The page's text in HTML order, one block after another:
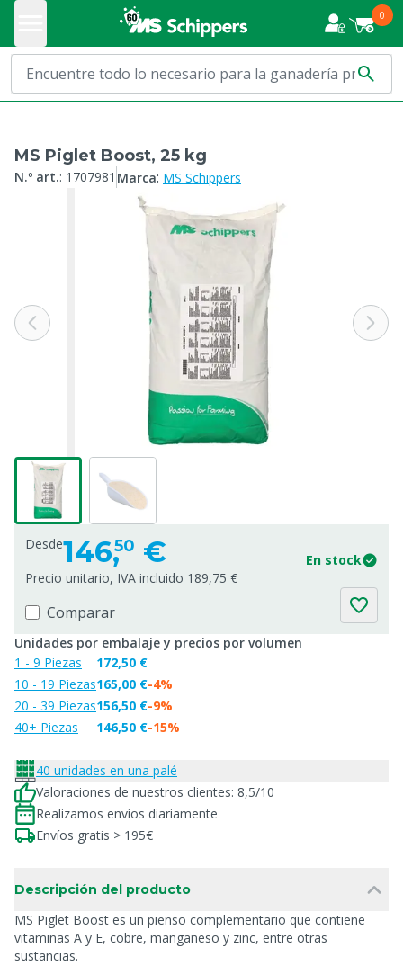
0
MS Piglet Boost, 25 kg
N.º art.: 1707981 Marca: MS Schippers
Desde146,50 €
En stock
Precio unitario, IVA incluido 189,75 €
Comparar
Unidades por embalaje y precios por volumen
1 - 9 Piezas
10 - 19 Piezas
20 - 39 Piezas
40+ Piezas
172,50 €
165,00 €
156,50 €
146,50 €
-4%
-9%
-15%
40 unidades en una palé
Valoraciones de nuestros clientes: 8,5/10
Realizamos envíos diariamente
Envíos gratis > 195€
Descripción del producto
MS Piglet Boost es un pienso complementario que contiene
vitaminas A y E, cobre, manganeso y zinc, entre otras
sustancias.